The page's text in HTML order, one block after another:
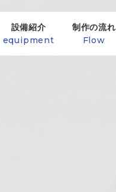
設備紹介
equipment
制作の流れ
Flow